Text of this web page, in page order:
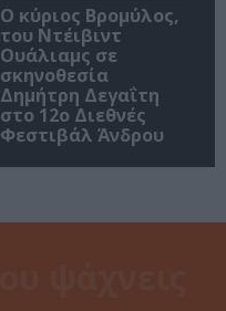
O κύριος Βρομύλος,
του Ντέιβιντ
Ουάλιαμς σε
σκηνοθεσία
Δημήτρη Δεγαΐτη
στο 12ο Διεθνές
Φεστιβάλ Άνδρου